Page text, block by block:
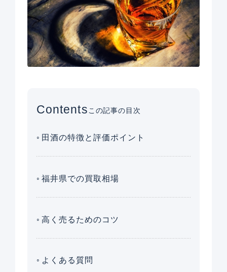
Contentsこの記事の目次
田酒の特徴と評価ポイント
福井県での買取相場
高く売るためのコツ
よくある質問